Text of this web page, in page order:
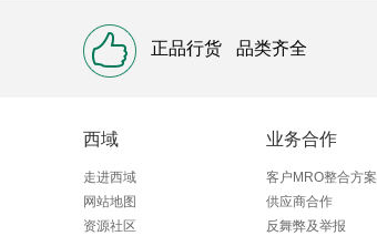
正品行货 品类齐全
西域
走进西域
网站地图
资源社区
业务合作
客户MRO整合方案
供应商合作
反舞弊及举报